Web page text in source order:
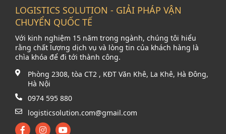
LOGISTICS SOLUTION - GIẢI PHÁP VẬN
CHUYỂN QUỐC TẾ
Với kinh nghiệm 15 năm trong ngành, chúng tôi hiểu
rằng chất lượng dịch vụ và lòng tin của khách hàng là
chìa khóa để đi tới thành công.
Phòng 2308, tòa CT2 , KĐT Văn Khê, La Khê, Hà Đông,
Hà Nội
0974 595 880
logisticsolution.com@gmail.com